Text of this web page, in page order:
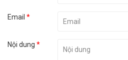
Email *
Nội dung *